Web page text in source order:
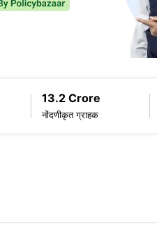
13.2 Crore
नोंदणीकृत ग्राहक